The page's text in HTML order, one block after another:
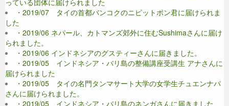
っている団体に届けられました
・2019/07 タイの首都バンコクのニピットポン君に届けられま
した
・2019/06 ネパール、カトマンズ郊外に住むSushimaさんに届け
られました。
・2019/06 インドネシアのグスティーさんに届きました。
・2019/05 インドネシア・バリ島の整備講座受講生 アナさんに
届けられました
・2019/05 タイの名門タンマサート大学の女学生チュエンナパ
さんに届けられました。
・2019/05 インドネシア・バリ島のネンガさんに届きました